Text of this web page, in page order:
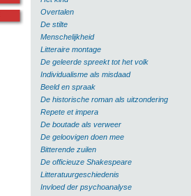
Overtalen
De stilte
Menschelijkheid
Litteraire montage
De geleerde spreekt tot het volk
Individualisme als misdaad
Beeld en spraak
De historische roman als uitzondering
Repete et impera
De boutade als verweer
De geloovigen doen mee
Bitterende zuilen
De officieuze Shakespeare
Litteratuurgeschiedenis
Invloed der psychoanalyse